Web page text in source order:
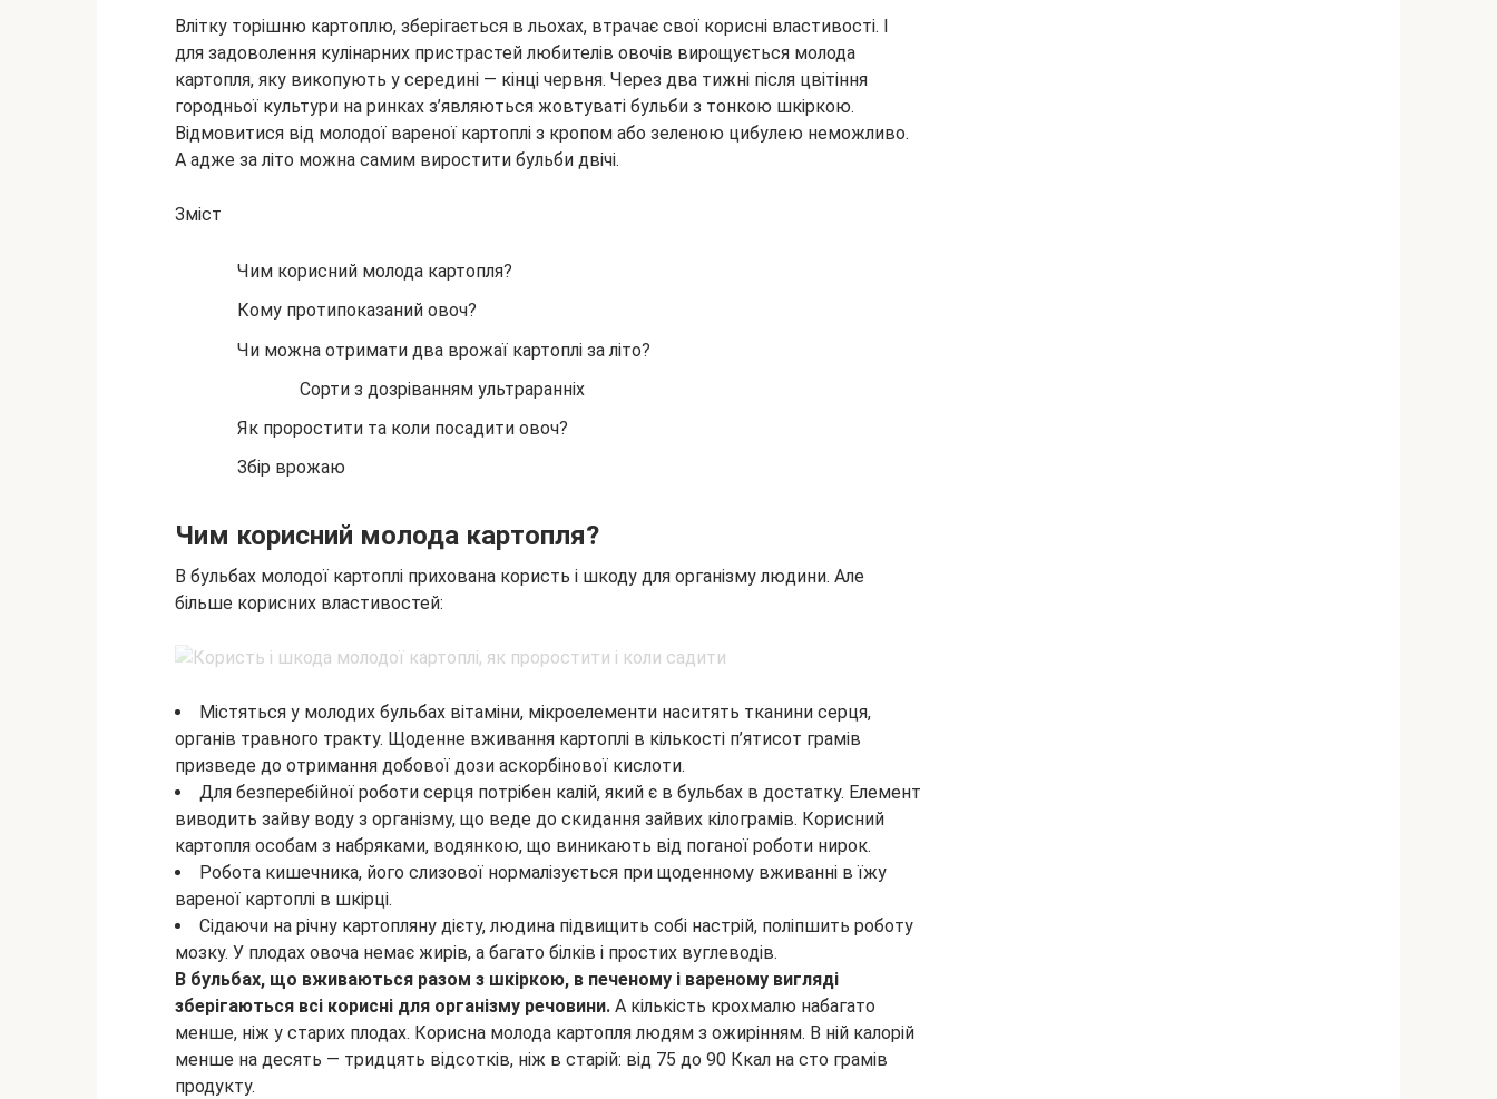
Влітку торішню картоплю, зберігається в льохах, втрачає свої корисні властивості. І
для задоволення кулінарних пристрастей любителів овочів вирощується молода
картопля, яку викопують у середині — кінці червня. Через два тижні після цвітіння
городньої культури на ринках з’являються жовтуваті бульби з тонкою шкіркою.
Відмовитися від молодої вареної картоплі з кропом або зеленою цибулею неможливо.
А адже за літо можна самим виростити бульби двічі.
Зміст
Чим корисний молода картопля?
Кому протипоказаний овоч?
Чи можна отримати два врожаї картоплі за літо?
Сорти з дозріванням ультраранніх
Як проростити та коли посадити овоч?
Збір врожаю
Чим корисний молода картопля?
В бульбах молодої картоплі прихована користь і шкоду для організму людини. Але
більше корисних властивостей:
Містяться у молодих бульбах вітаміни, мікроелементи наситять тканини серця,
органів травного тракту. Щоденне вживання картоплі в кількості п’ятисот грамів
призведе до отримання добової дози аскорбінової кислоти.
Для безперебійної роботи серця потрібен калій, який є в бульбах в достатку. Елемент
виводить зайву воду з організму, що веде до скидання зайвих кілограмів. Корисний
картопля особам з набряками, водянкою, що виникають від поганої роботи нирок.
Робота кишечника, його слизової нормалізується при щоденному вживанні в їжу
вареної картоплі в шкірці.
Сідаючи на річну картопляну дієту, людина підвищить собі настрій, поліпшить роботу
мозку. У плодах овоча немає жирів, а багато білків і простих вуглеводів.
В бульбах, що вживаються разом з шкіркою, в печеному і вареному вигляді
зберігаються всі корисні для організму речовини. А кількість крохмалю набагато
менше, ніж у старих плодах. Корисна молода картопля людям з ожирінням. В ній калорій
менше на десять — тридцять відсотків, ніж в старій: від 75 до 90 Ккал на сто грамів
продукту.